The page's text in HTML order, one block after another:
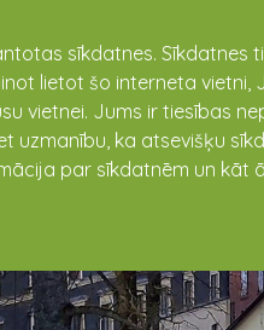
sīkdatnes.
lietot šo interneta
vietnei. Jums ir tiesības
uzmanību, ka atsevišķu
par sīkdatnēm un kāt